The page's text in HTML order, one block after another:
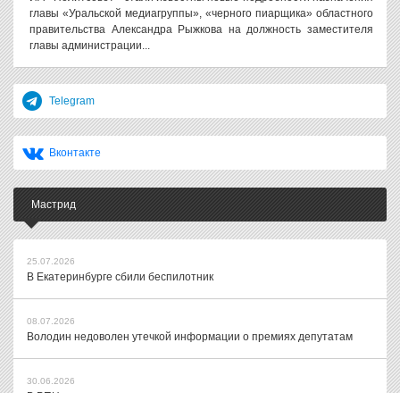
главы «Уральской медиагруппы», «черного пиарщика» областного
правительства Александра Рыжкова на должность заместителя
главы администрации...
Telegram
Вконтакте
Мастрид
25.07.2026
В Екатеринбурге сбили беспилотник
08.07.2026
Володин недоволен утечкой информации о премиях депутатам
30.06.2026